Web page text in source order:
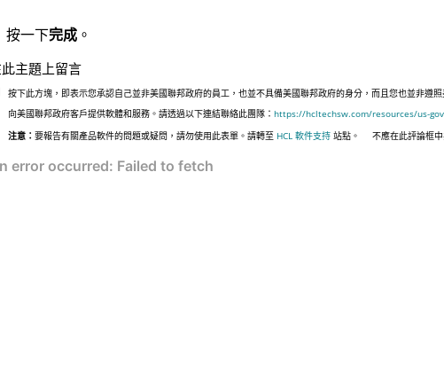
按一下完成。
主題上留言
按下此方塊，即表示您承認自己並非美國聯邦政府的員工，也並不具備美國聯邦政府的身分，而且您也並非遵
向美國聯邦政府客戶提供軟體和服務。請透過以下連結聯絡此團隊：https://hcltechsw.com/resources/us-
注意：要報告有關產品軟件的問題或疑問，請勿使用此表單。請轉至 HCL 軟件支持 站點。 不應在此評論框